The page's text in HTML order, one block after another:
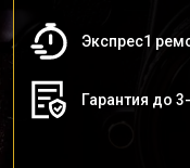
Экспрес1
Гарантия до